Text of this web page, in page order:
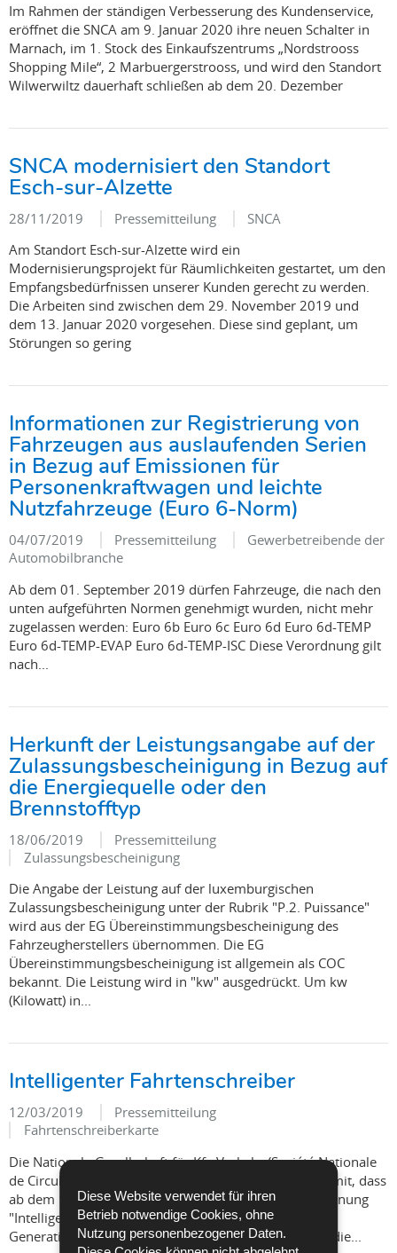
Diese Website verwendet für ihren
Betrieb notwendige Cookies, ohne
Nutzung personenbezogener Daten.
Im Rahmen der ständigen Verbesserung des Kundenservice,
eröffnet die SNCA am 9. Januar 2020 ihre neuen Schalter in
Marnach, im 1. Stock des Einkaufszentrums „Nordstrooss
Shopping Mile“, 2 Marbuergerstrooss, und wird den Standort
Wilwerwiltz dauerhaft schließen ab dem 20. Dezember
SNCA modernisiert den Standort
Esch-sur-Alzette
28/11/2019 Pressemitteilung SNCA
Am Standort Esch-sur-Alzette wird ein
Modernisierungsprojekt für Räumlichkeiten gestartet, um den
Empfangsbedürfnissen unserer Kunden gerecht zu werden.
Die Arbeiten sind zwischen dem 29. November 2019 und
dem 13. Januar 2020 vorgesehen. Diese sind geplant, um
Störungen so gering
Informationen zur Registrierung von
Fahrzeugen aus auslaufenden Serien
in Bezug auf Emissionen für
Personenkraftwagen und leichte
Nutzfahrzeuge (Euro 6-Norm)
04/07/2019 Pressemitteilung
Gewerbetreibende der
Automobilbranche
Ab dem 01. September 2019 dürfen Fahrzeuge, die nach den
unten aufgeführten Normen genehmigt wurden, nicht mehr
zugelassen werden: Euro 6b Euro 6c Euro 6d Euro 6d-TEMP
Euro 6d-TEMP-EVAP Euro 6d-TEMP-ISC Diese Verordnung gilt
nach...
Herkunft der Leistungsangabe auf der
Zulassungsbescheinigung in Bezug auf
die Energiequelle oder den
Brennstofftyp
18/06/2019
Pressemitteilung
Zulassungsbescheinigung
Die Angabe der Leistung auf der luxemburgischen
Zulassungsbescheinigung unter der Rubrik "P.2. Puissance"
wird aus der EG Übereinstimmungsbescheinigung des
Fahrzeugherstellers übernommen. Die EG
Übereinstimmungsbescheinigung ist allgemein als COC
bekannt. Die Leistung wird in "kw" ausgedrückt. Um kw
(Kilowatt) in...
Intelligenter Fahrtenschreiber
12/03/2019
Pressemitteilung
Fahrtenschreiberkarte
Die Nationale Gesellschaft für Kfz-Verkehr (Société Nationale
de Circulation Automobile - SNCA) informiert Sie hiermit, dass
ab dem 15. Juni 2019 ein neues Gerät mit der Bezeichnung
"Intelligenter Fahrtenschreiber" oder "1C" oder "2.
Generation" in alle neuen Fahrzeuge eingebaut wird, die...